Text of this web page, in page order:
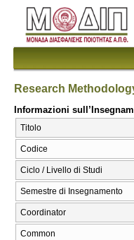
Research
Informazioni
Titolo
Codice
Ciclo / Livello di Studi
Semestre di Insegnamento
Coordinator
Common